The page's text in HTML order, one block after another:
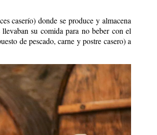
caserío) donde se produce y almacena
su comida para no beber con el
de pescado, carne y postre casero) a